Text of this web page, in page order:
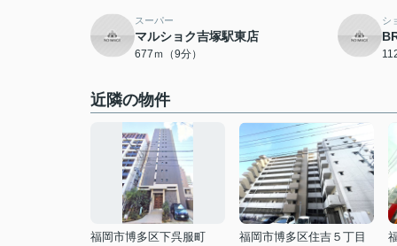
スーパー
マルショク吉塚駅東店
677ｍ（9分）
シ
近隣の物件
福岡市博多区下呉服町
福岡市博多区住吉５丁目